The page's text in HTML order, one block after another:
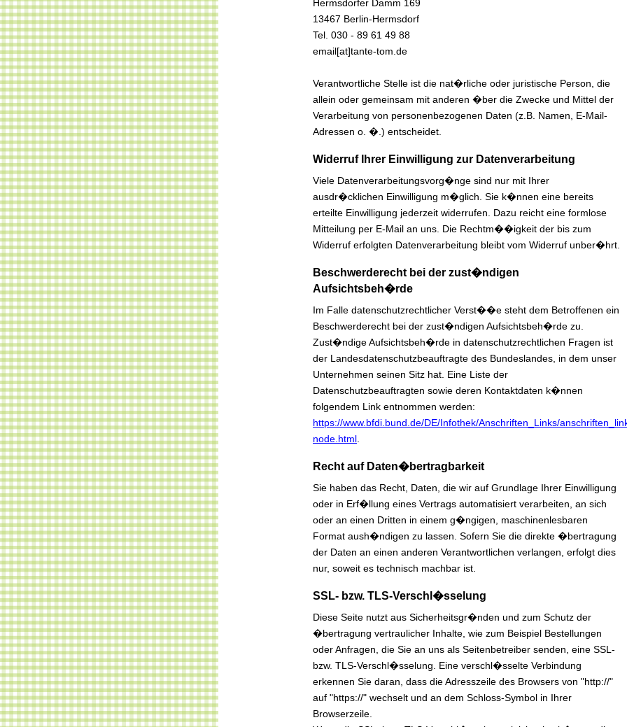
Hermsdorfer Damm 169
13467 Berlin-Hermsdorf
Tel. 030 - 89 61 49 88
email[at]tante-tom.de
Verantwortliche Stelle ist die nat�rliche oder juristische Person, die
allein oder gemeinsam mit anderen �ber die Zwecke und Mittel der
Verarbeitung von personenbezogenen Daten (z.B. Namen, E-Mail-
Adressen o. �.) entscheidet.
Widerruf Ihrer Einwilligung zur Datenverarbeitung
Viele Datenverarbeitungsvorg�nge sind nur mit Ihrer
ausdr�cklichen Einwilligung m�glich. Sie k�nnen eine bereits
erteilte Einwilligung jederzeit widerrufen. Dazu reicht eine formlose
Mitteilung per E-Mail an uns. Die Rechtm��igkeit der bis zum
Widerruf erfolgten Datenverarbeitung bleibt vom Widerruf unber�hrt.
Beschwerderecht bei der zust�ndigen
Aufsichtsbeh�rde
Im Falle datenschutzrechtlicher Verst��e steht dem Betroffenen ein
Beschwerderecht bei der zust�ndigen Aufsichtsbeh�rde zu.
Zust�ndige Aufsichtsbeh�rde in datenschutzrechtlichen Fragen ist
der Landesdatenschutzbeauftragte des Bundeslandes, in dem unser
Unternehmen seinen Sitz hat. Eine Liste der
Datenschutzbeauftragten sowie deren Kontaktdaten k�nnen
folgendem Link entnommen werden:
https://www.bfdi.bund.de/DE/Infothek/Anschriften_Links/
node.html
Recht auf Daten�bertragbarkeit
Sie haben das Recht, Daten, die wir auf Grundlage Ihrer Einwilligung
oder in Erf�llung eines Vertrags automatisiert verarbeiten, an sich
oder an einen Dritten in einem g�ngigen, maschinenlesbaren
Format aush�ndigen zu lassen. Sofern Sie die direkte �bertragung
der Daten an einen anderen Verantwortlichen verlangen, erfolgt dies
nur, soweit es technisch machbar ist.
SSL- bzw. TLS-Verschl�sselung
Diese Seite nutzt aus Sicherheitsgr�nden und zum Schutz der
�bertragung vertraulicher Inhalte, wie zum Beispiel Bestellungen
oder Anfragen, die Sie an uns als Seitenbetreiber senden, eine SSL-
bzw. TLS-Verschl�sselung. Eine verschl�sselte Verbindung
erkennen Sie daran, dass die Adresszeile des Browsers von "http://"
auf "https://" wechselt und an dem Schloss-Symbol in Ihrer
Browserzeile.